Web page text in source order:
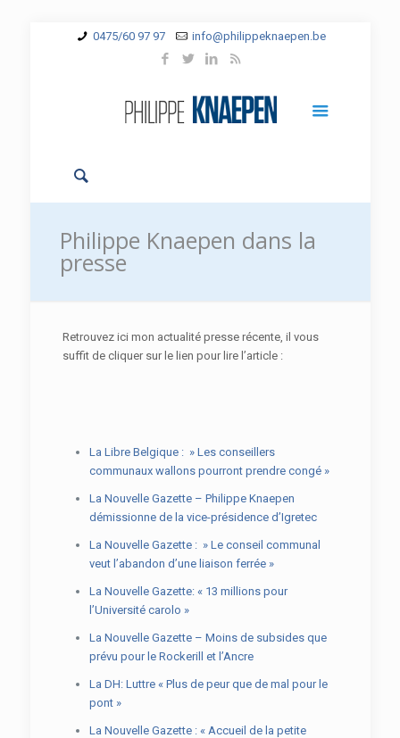
0475/60 97 97 info@philippeknaepen.be
Philippe Knaepen dans la
presse
Retrouvez ici mon actualité presse récente, il vous
suffit de cliquer sur le lien pour lire l’article :
La Libre Belgique : » Les conseillers
communaux wallons pourront prendre congé »
La Nouvelle Gazette – Philippe Knaepen
démissionne de la vice-présidence d’Igretec
La Nouvelle Gazette : » Le conseil communal
veut l’abandon d’une liaison ferrée »
La Nouvelle Gazette: « 13 millions pour
l’Université carolo »
La Nouvelle Gazette – Moins de subsides que
prévu pour le Rockerill et l’Ancre
La DH: Luttre « Plus de peur que de mal pour le
pont »
La Nouvelle Gazette : « Accueil de la petite